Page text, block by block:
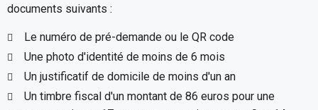
documents suivants :
Le numéro de pré-demande ou le QR code
Une photo d'identité de moins de 6 mois
Un justificatif de domicile de moins d'un an
Un timbre fiscal d'un montant de 86 euros pour une